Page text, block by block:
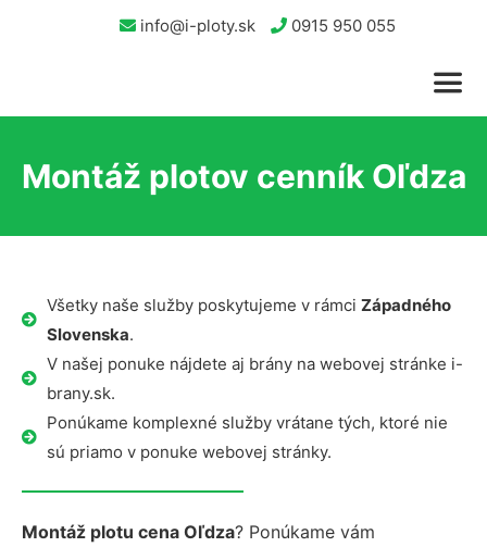
info@i-ploty.sk 0915 950 055
Montáž plotov cenník Oľdza
Všetky naše služby poskytujeme v rámci Západného
Slovenska.
V našej ponuke nájdete aj brány na webovej stránke i-
brany.sk.
Ponúkame komplexné služby vrátane tých, ktoré nie
sú priamo v ponuke webovej stránky.
Montáž plotu cena Oľdza? Ponúkame vám